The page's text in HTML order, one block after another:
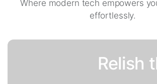
Where modern tech empowers
effortlessly.
Relish